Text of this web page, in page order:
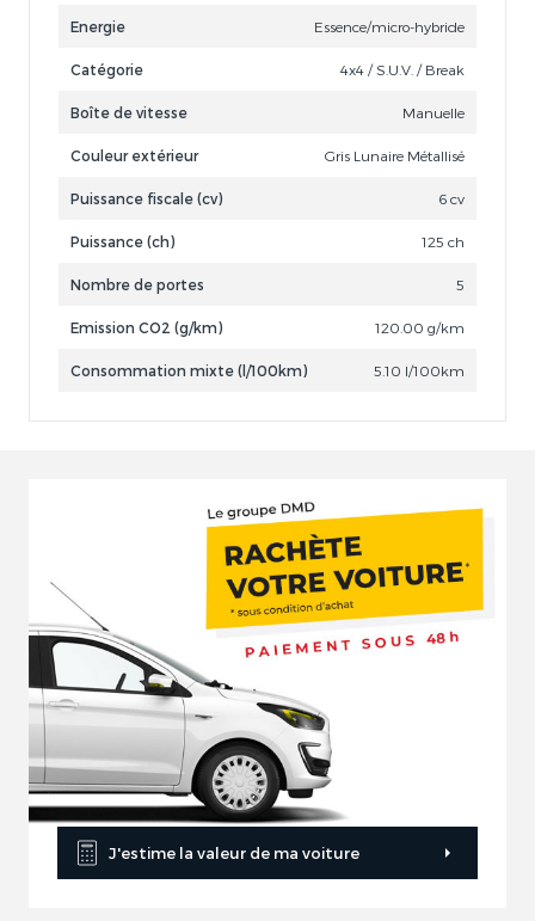
Energie Essence/micro-hybride
Catégorie 4x4 / S.U.V. / Break
Boîte de vitesse Manuelle
Couleur extérieur Gris Lunaire Métallisé
Puissance fiscale (cv) 6 cv
Puissance (ch) 125 ch
Nombre de portes 5
Emission CO2 (g/km) 120.00 g/km
Consommation mixte (l/100km) 5.10 l/100km
J'estime la valeur de ma voiture